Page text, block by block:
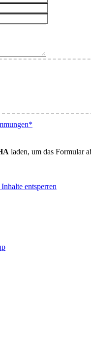
laden, um das Formular
entsperren